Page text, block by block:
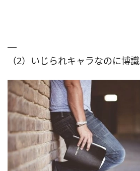
（2）いじられキャラなのに博識